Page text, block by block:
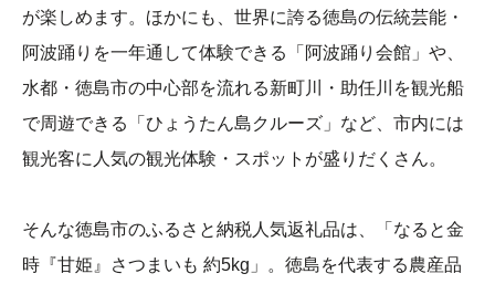
が楽しめます。ほかにも、世界に誇る徳島の伝統芸能・
阿波踊りを一年通して体験できる「阿波踊り会館」や、
水都・徳島市の中心部を流れる新町川・助任川を観光船
で周遊できる「ひょうたん島クルーズ」など、市内には
観光客に人気の観光体験・スポットが盛りだくさん。
そんな徳島市のふるさと納税人気返礼品は、「なると金
時『甘姫』さつまいも 約5kg」。徳島を代表する農産品